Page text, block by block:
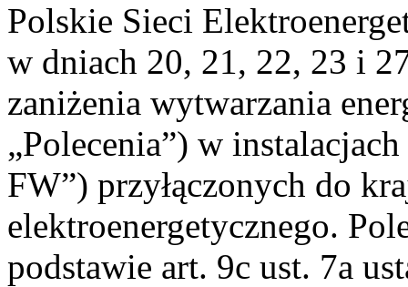
Polskie Sieci
w dniach 20, 21, 22, 23 i
zaniżenia wytwarzania
„Polecenia”) w
FW”) przyłączonych do
elektroenergetycznego.
podstawie art. 9c ust. 7a